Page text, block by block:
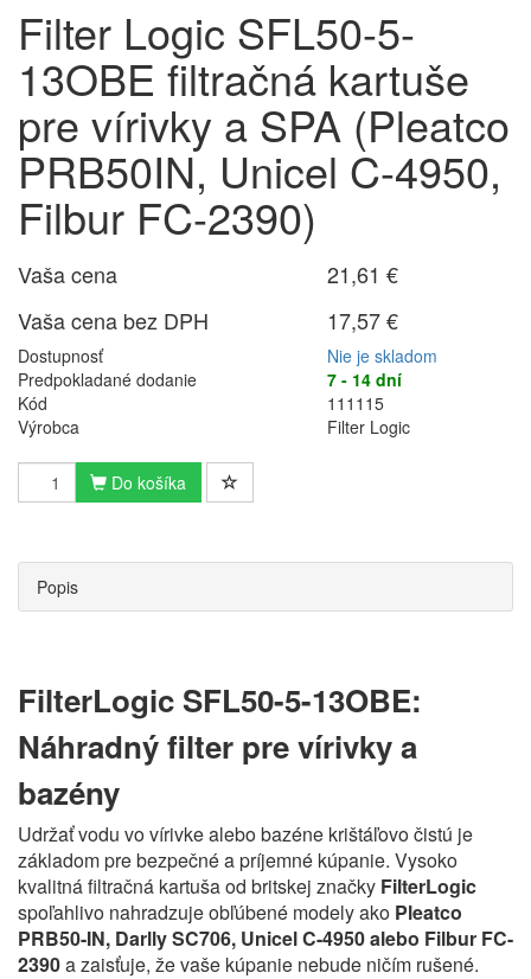
Filter Logic SFL50-5-
13OBE filtračná kartuše
pre vírivky a SPA (Pleatco
PRB50IN, Unicel C-4950,
Filbur FC-2390)
Vaša cena
21,61 €
Vaša cena bez DPH
17,57 €
Dostupnosť
Nie je skladom
Predpokladané dodanie
7 - 14 dní
Kód
111115
Výrobca
Filter Logic
Do košíka
Popis
FilterLogic SFL50-5-13OBE:
Náhradný filter pre vírivky a
bazény
Udržať vodu vo vírivke alebo bazéne krištáľovo čistú je
základom pre bezpečné a príjemné kúpanie. Vysoko
kvalitná filtračná kartuša od britskej značky FilterLogic
spoľahlivo nahradzuje obľúbené modely ako Pleatco
PRB50-IN, Darlly SC706, Unicel C-4950 alebo Filbur FC-
2390a zaisťuje, že vaše kúpanie nebude ničím rušené.